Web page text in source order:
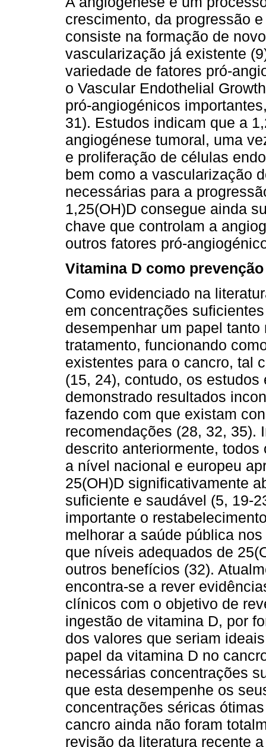
crescimento, da progressão
consiste na formação de
vascularização já existente
variedade de fatores pró-
o Vascular Endothelial
pró-angiogénicos
31). Estudos indicam que a
angiogénese tumoral, uma
e proliferação de células
bem como a vascularização
necessárias para a
1,25(OH)D consegue ainda
chave que controlam a
outros fatores pró-
Vitamina D como
Como evidenciado na
em concentrações
desempenhar um papel
tratamento, funcionando
existentes para o cancro, tal
(15, 24), contudo, os
demonstrado resultados
fazendo com que existam
recomendações (28, 32, 35).
descrito anteriormente,
a nível nacional e europeu
25(OH)D significativamente
suficiente e saudável (5, 19-
importante o
melhorar a saúde pública
que níveis adequados de
outros benefícios (32).
encontra-se a rever
clínicos com o objetivo de
ingestão de vitamina D, por
dos valores que seriam
papel da vitamina D no
necessárias concentrações
que esta desempenhe os
concentrações séricas
cancro ainda não foram
revisão da literatura recente